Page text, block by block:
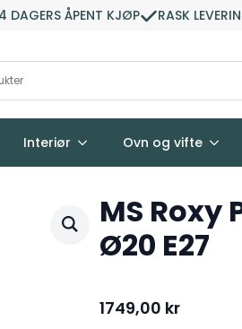
DAGERS ÅPENT KJØP RASK
Interiør Ovn og vifte
MS Roxy
Ø20 E27
1749,00 kr